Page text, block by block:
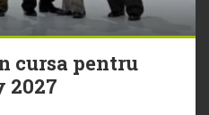
cursa pentru
2027